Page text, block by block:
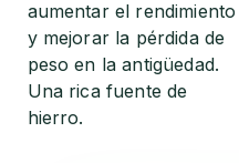
aumentar el rendimiento
y mejorar la pérdida de
peso en la antigüedad.
Una rica fuente de
hierro.